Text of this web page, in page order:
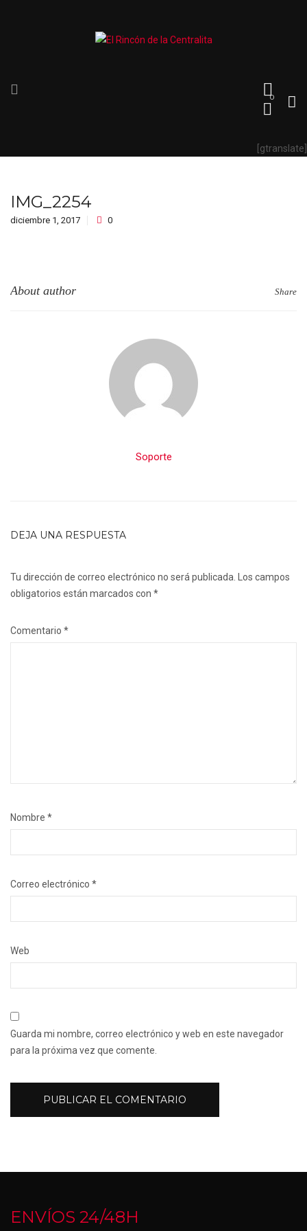
0
[gtranslate]
IMG_2254
diciembre 1, 2017 0
About author Share
Soporte
DEJA UNA RESPUESTA
Tu dirección de correo electrónico no será publicada. Los campos
obligatorios están marcados con *
Comentario *
Nombre *
Correo electrónico *
Web
Guarda mi nombre, correo electrónico y web en este navegador
para la próxima vez que comente.
ENVÍOS 24/48H